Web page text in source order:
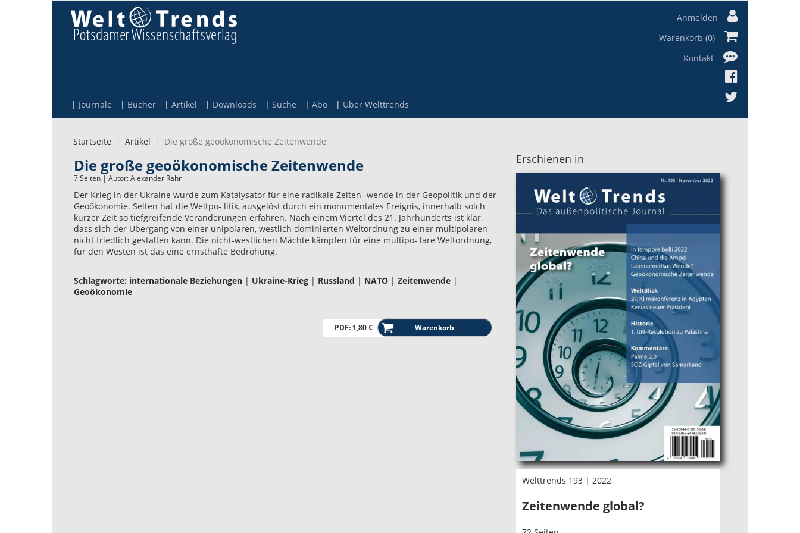
Journale Bücher Artikel Downloads Suche Abo Über Welttrends
Anmelden
Warenkorb (0)
Kontakt
Startseite Artikel Die große geoökonomische Zeitenwende
Die große geoökonomische Zeitenwende
7 Seiten | Autor:Alexander Rahr
Der Krieg in der Ukraine wurde zum Katalysator für eine radikale Zeiten- wende in der Geopolitik und der
Geoökonomie. Selten hat die Weltpo- litik, ausgelöst durch ein monumentales Ereignis, innerhalb solch
kurzer Zeit so tiefgreifende Veränderungen erfahren. Nach einem Viertel des 21. Jahrhunderts ist klar,
dass sich der Übergang von einer unipolaren, westlich dominierten Weltordnung zu einer multipolaren
nicht friedlich gestalten kann. Die nicht-westlichen Mächte kämpfen für eine multipo- lare Weltordnung,
für den Westen ist das eine ernsthafte Bedrohung.
Schlagworte: internationale Beziehungen | Ukraine-Krieg | Russland | NATO | Zeitenwende |
Geoökonomie
PDF: 1,80 €
Erschienen in
Welttrends 193 | 2022
Zeitenwende global?